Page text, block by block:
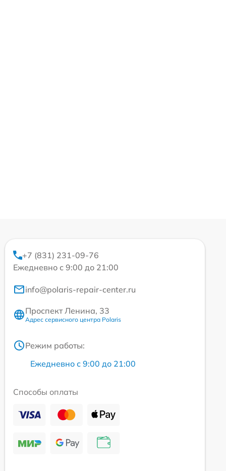
+7 (831) 231-09-76
Ежедневно с 9:00 до 21:00
info@polaris-repair-center.ru
Проспект Ленина, 33
Адрес сервисного центра Polaris
Режим работы:
Ежедневно с 9:00 до 21:00
Способы оплаты